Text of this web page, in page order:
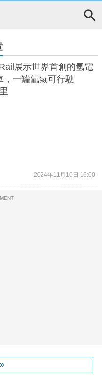
展示世界首創的氫電
，一罐氫氣可行駛
2024年11月10日 16:00